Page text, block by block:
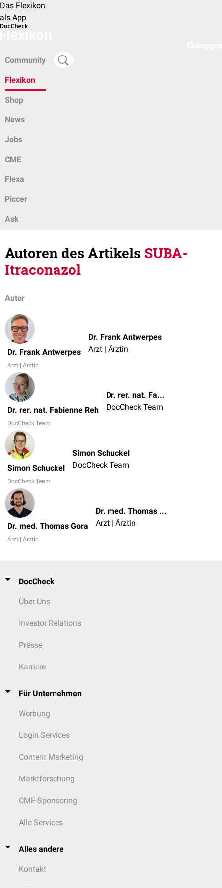
Das Flexikon
als App
Community
Flexikon
Shop
News
Jobs
CME
Flexa
Piccer
Ask
Autoren des Artikels SUBA-
Itraconazol
Autor
Dr. Frank Antwerpes
Arzt | Ärztin
Dr. Frank Antwerpes
Arzt | Ärztin
Dr. rer. nat. Fabienne Reh
DocCheck Team
Dr. rer. nat. Fabienne Reh
DocCheck Team
Simon Schuckel
DocCheck Team
Simon Schuckel
DocCheck Team
Dr. med. Thomas Gora
Arzt | Ärztin
Dr. med. Thomas Gora
Arzt | Ärztin
DocCheck
Über Uns
Investor Relations
Presse
Karriere
Für Unternehmen
Werbung
Login Services
Content Marketing
Marktforschung
CME-Sponsoring
Alle Services
Alles andere
Kontakt